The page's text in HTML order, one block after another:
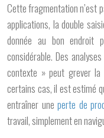
Cette fragmentation n’est
applications, la double
donnée au bon endroit
considérable. Des
contexte » peut grever la
certains cas, il est estimé
entraîner uneperte de
travail, simplement en